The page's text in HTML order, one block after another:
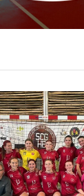
du
Gourdon